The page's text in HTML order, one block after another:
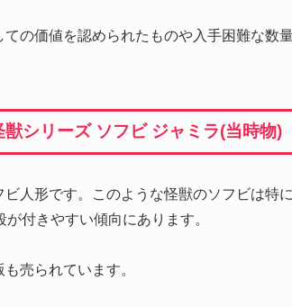
の価値を認められたものや入手困難な数
獣シリーズ ソフビ ジャミラ(当時物)
人形です。このような怪獣のソフビは特
付きやすい傾向にあります。
売られています。